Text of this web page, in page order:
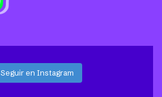
Seguir en Instagram